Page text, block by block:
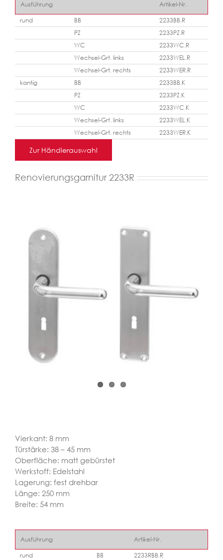
Ausführung
Artikel-Nr.
rund
BB
2233BB.R
PZ
2233PZ.R
WC
2233WC.R
Wechsel-Grt. links
2233WEL.R
Wechsel-Grt. rechts
2233WER.R
kantig
BB
2233BB.K
PZ
2233PZ.K
WC
2233WC.K
Wechsel-Grt. links
2233WEL.K
Wechsel-Grt. rechts
2233WER.K
Zur Händlerauswahl
Renovierungsgarnitur 2233R
Vierkant: 8 mm
Türstärke: 38 – 45 mm
Oberfläche: matt gebürstet
Werkstoff: Edelstahl
Lagerung: fest drehbar
Länge: 250 mm
Breite: 54 mm
Ausführung
Artikel-Nr.
rund
BB
2233RBB.R